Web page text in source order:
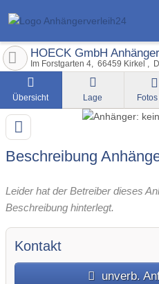
HOECK GmbH
Im Forstgarten 4 66459 Kirkel
Übersicht Lage
Beschreibung
Leider hat der Betreiber dieses
Beschreibung hinterlegt.
Kontakt
unverb.